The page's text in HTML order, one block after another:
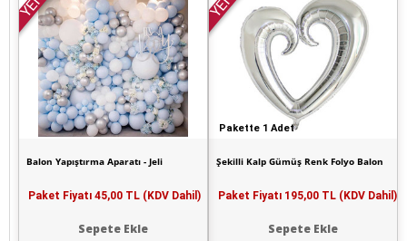
Pakette 1 Adet
Şekilli Kalp Gümüş Renk Folyo Balon
Paket Fiyatı 195,00 TL (KDV Dahil)
Sepete Ekle
Balon Yapıştırma Aparatı - Jeli
Paket Fiyatı 45,00 TL (KDV Dahil)
Sepete Ekle